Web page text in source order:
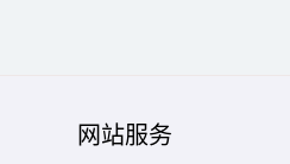
网站服务